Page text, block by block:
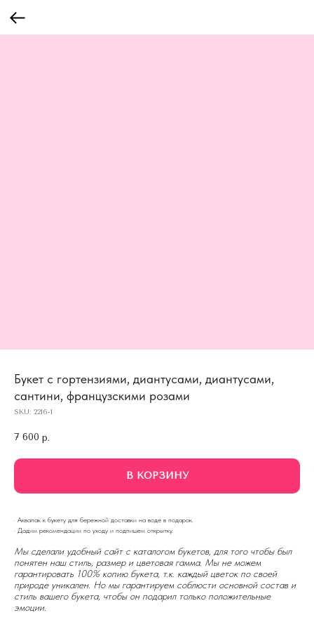
Букет с гортензиями, диантусами, диантусами,
сантини, французскими розами
SKU: 2216-1
7 600 р.
В КОРЗИНУ
· Аквапак к букету для бережной доставки на воде в подарок.
· Дадим рекомендации по уходу и подпишем открытку.
Мы сделали удобный сайт с каталогом букетов, для того чтобы был
понятен наш стиль, размер и цветовая гамма. Мы не можем
гарантировать 100% копию букета, т.к. каждый цветок по своей
природе уникален. Но мы гарантируем соблюсти основной состав и
стиль вашего букета, чтобы он подарил только положительные
эмоции.